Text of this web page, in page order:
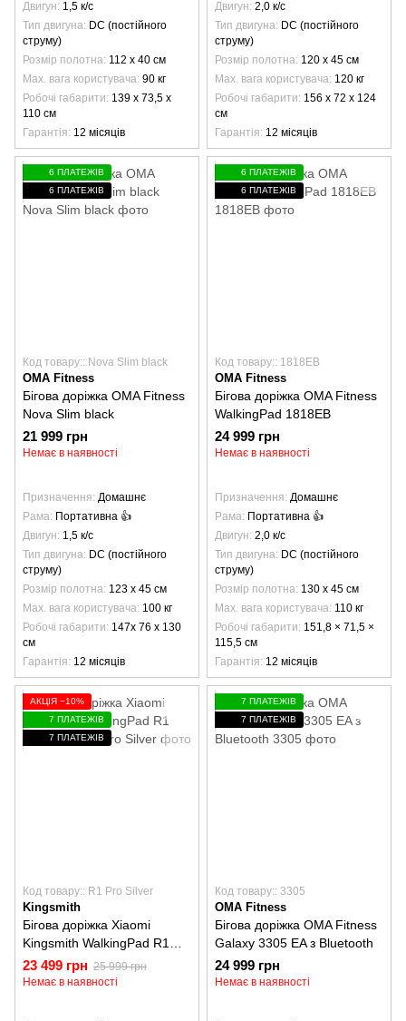
Двигун 1,5 к/с
Тип двигуна DC (постійного
струму)
Розмір полотна 112 х 40 см
Max. вага користувача 90 кг
Робочі габарити 139 x 73,5 x
110 см
Гарантія 12 місяців
Двигун 2,0 к/с
Тип двигуна DC (постійного
струму)
Розмір полотна 120 х 45 см
Max. вага користувача 120 кг
Робочі габарити 156 x 72 x 124
см
Гарантія 12 місяців
6 ПЛАТЕЖІВ
6 ПЛАТЕЖІВ
Код товару:: Nova Slim black
OMA Fitness
Бігова доріжка OMA Fitness
Nova Slim black
21 999 грн
Немає в наявності
Призначення Домашнє
Рама Портативна 👍
Двигун 1,5 к/с
Тип двигуна DC (постійного
струму)
Розмір полотна 123 х 45 см
Max. вага користувача 100 кг
Робочі габарити 147x 76 x 130
см
Гарантія 12 місяців
6 ПЛАТЕЖІВ
6 ПЛАТЕЖІВ
Код товару:: 1818EB
OMA Fitness
Бігова доріжка OMA Fitness
WalkingPad 1818EB
24 999 грн
Немає в наявності
Призначення Домашнє
Рама Портативна 👍
Двигун 2,0 к/с
Тип двигуна DC (постійного
струму)
Розмір полотна 130 х 45 см
Max. вага користувача 110 кг
Робочі габарити 151,8 × 71,5 ×
115,5 см
Гарантія 12 місяців
АКЦІЯ −10%
7 ПЛАТЕЖІВ
7 ПЛАТЕЖІВ
Код товару:: R1 Pro Silver
Kingsmith
Бігова доріжка Xiaomi
Kingsmith WalkingPad R1
Pro Silver
23 499 грн 25 999 грн
Немає в наявності
7 ПЛАТЕЖІВ
7 ПЛАТЕЖІВ
Код товару:: 3305
OMA Fitness
Бігова доріжка OMA Fitness
Galaxy 3305 EA з Bluetooth
24 999 грн
Немає в наявності